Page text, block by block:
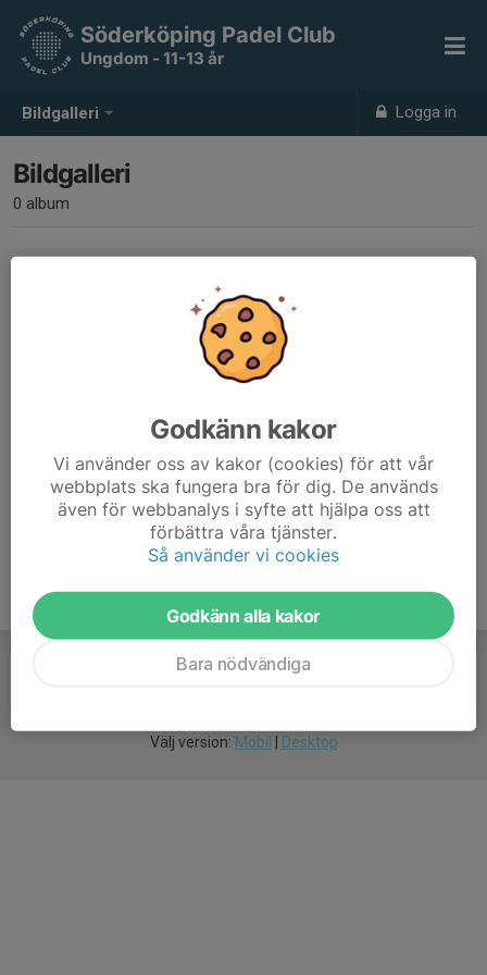
Bildgalleri Logga in
Söderköping Padel Club
Ungdom - 11-13 år
Bildgalleri
0 album
Inga album skapade
Välj version: Mobil Desktop
Godkänn kakor
Vi använder oss av kakor (cookies) för att vår
webbplats ska fungera bra för dig. De används
även för webbanalys i syfte att hjälpa oss att
förbättra våra tjänster.
Så använder vi cookies
Godkänn alla kakor
Bara nödvändiga